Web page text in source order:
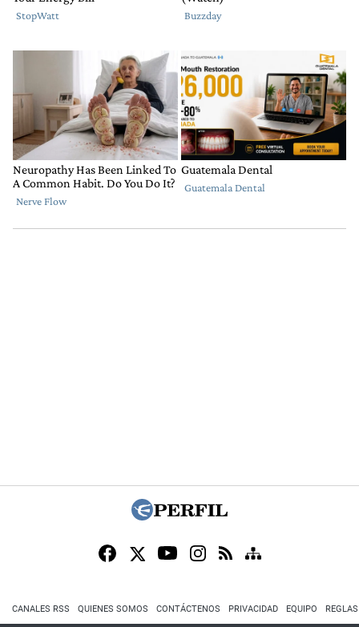
CANALES RSS QUIENES SOMOS CONTÁCTENOS PRIVACIDAD EQUIPO